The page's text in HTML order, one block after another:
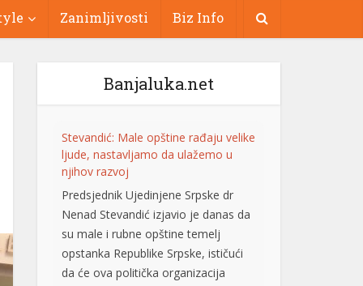
Zanimljivosti Biz Info
Banjaluka.net
Stevandić: Male opštine rađaju velike
ljude, nastavljamo da ulažemo u
njihov razvoj
Predsjednik Ujedinjene Srpske dr
Nenad Stevandić izjavio je danas da
su male i rubne opštine temelj
opstanka Republike Srpske, ističući
da će ova politička organizacija